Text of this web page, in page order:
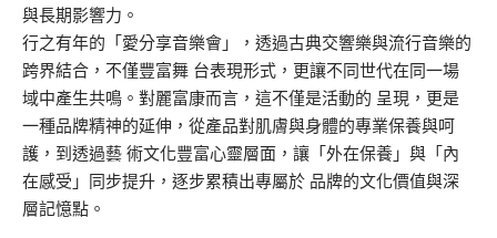
與長期影響力。
行之有年的「愛分享音樂會」，透過古典交響樂與流行音樂的
跨界結合，不僅豐富舞 台表現形式，更讓不同世代在同一場
域中產生共鳴。對麗富康而言，這不僅是活動的 呈現，更是
一種品牌精神的延伸，從產品對肌膚與身體的專業保養與呵
護，到透過藝 術文化豐富心靈層面，讓「外在保養」與「內
在感受」同步提升，逐步累積出專屬於 品牌的文化價值與深
層記憶點。